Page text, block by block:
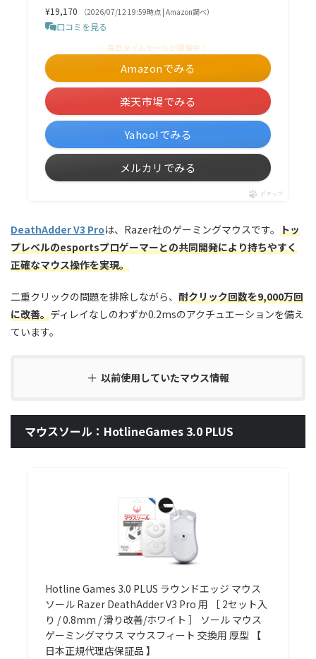
¥19,170 （2026/07/12 19:59時点 | Amazon調べ）
口コミを見る
＼毎日タイムセールが開催中！／
Amazonでみる
楽天市場でみる
Yahoo!でみる
メルカリでみる
ポチップ
DeathAdder V3 Proは、Razer社のゲーミングマウスです。 トッ
プレベルのesportsプロゲーマーとの共同開発により持ちやすく
正確なマウス操作を実現。
二重クリックの問題を排除しながら、 耐クリック回数を9,000万回
に改善。ディレイなしのわずか0.2msのアクチュエーションを備え
ています。
以前使用していたマウス情報
マウスソール：HotlineGames 3.0 PLUS
Hotline Games 3.0 PLUS ラウンドエッジ マウス
ソール Razer DeathAdder V3 Pro 用 ［ 2セット入
り / 0.8mm / 滑り改善/ホワイト ］ ソール マウス
ゲーミングマウス マウスフィート 交換用 厚型 【
日本正規代理店保証品 】